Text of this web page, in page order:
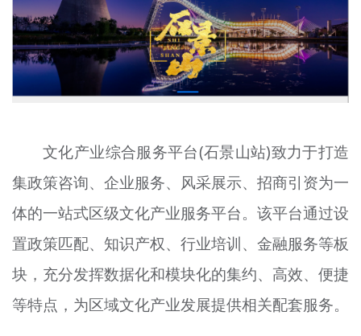
专题
资料库
+
文化产业综合服务平台(石景山站)致力于打造
集政策咨询、企业服务、风采展示、招商引资为一
体的一站式区级文化产业服务平台。该平台通过设
置政策匹配、知识产权、行业培训、金融服务等板
块，充分发挥数据化和模块化的集约、高效、便捷
等特点，为区域文化产业发展提供相关配套服务。